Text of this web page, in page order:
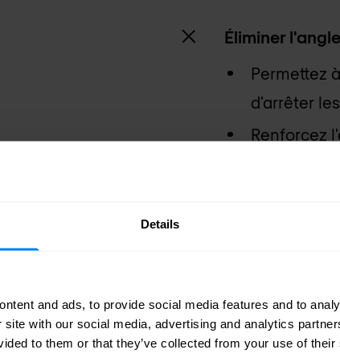
Details
and ads, to provide social media features and to
site with our social media, advertising and analytics
to them or that they’ve collected from your use of
Éliminer
Permettez
d'arrêter
Renforcez
sécurité,
Contrôlez
Assurer la